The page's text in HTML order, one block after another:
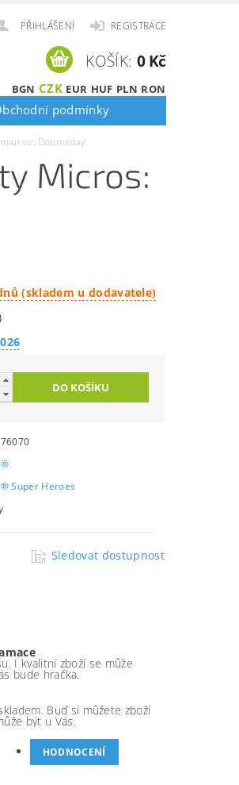
PŘIHLÁŠENÍ REGISTRACE
BGN CZK EUR HUF PLN RON
KOŠÍK: 0 Kč
podmínky
vs. Doomsday
Micros:
(skladem u dodavatele)
Super Heroes
Sledovat dostupnost
I kvalitní zboží se může
bude hračka.
Buď si můžete zboží
být u Vás.
HODNOCENÍ